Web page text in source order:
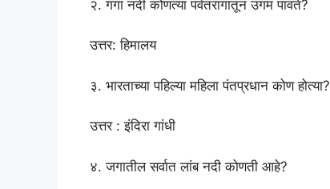
२. गंगा नदी कोणत्या पर्वतरांगातून उगम पावते?
उत्तर: हिमालय
३. भारताच्या पहिल्या महिला पंतप्रधान कोण होत्या?
उत्तर : इंदिरा गांधी
४. जगातील सर्वात लांब नदी कोणती आहे?